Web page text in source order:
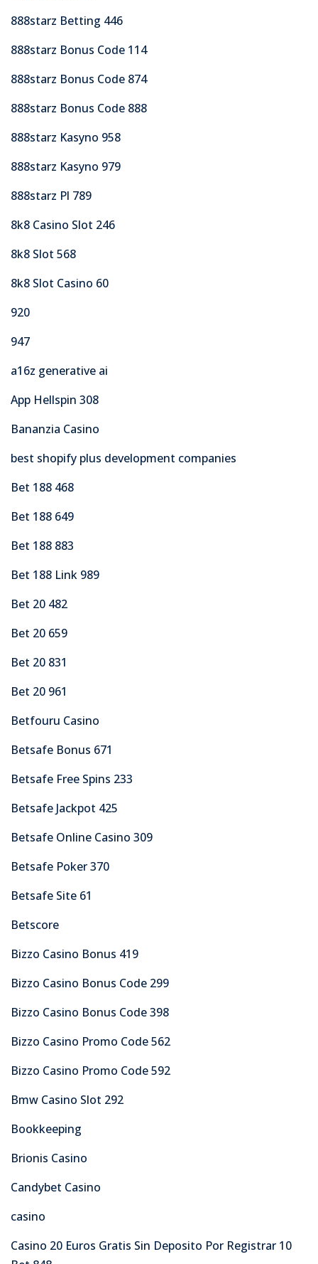
888starz Betting 446
888starz Bonus Code 114
888starz Bonus Code 874
888starz Bonus Code 888
888starz Kasyno 958
888starz Kasyno 979
888starz Pl 789
8k8 Casino Slot 246
8k8 Slot 568
8k8 Slot Casino 60
920
947
a16z generative ai
App Hellspin 308
Bananzia Casino
best shopify plus development companies
Bet 188 468
Bet 188 649
Bet 188 883
Bet 188 Link 989
Bet 20 482
Bet 20 659
Bet 20 831
Bet 20 961
Betfouru Casino
Betsafe Bonus 671
Betsafe Free Spins 233
Betsafe Jackpot 425
Betsafe Online Casino 309
Betsafe Poker 370
Betsafe Site 61
Betscore
Bizzo Casino Bonus 419
Bizzo Casino Bonus Code 299
Bizzo Casino Bonus Code 398
Bizzo Casino Promo Code 562
Bizzo Casino Promo Code 592
Bmw Casino Slot 292
Bookkeeping
Brionis Casino
Candybet Casino
casino
Casino 20 Euros Gratis Sin Deposito Por Registrar 10